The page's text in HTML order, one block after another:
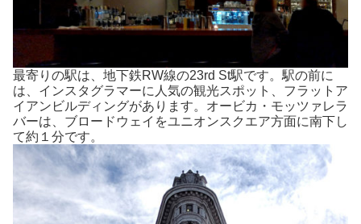
最寄りの駅は、地下鉄RW線の23rd St駅です。駅の前に
は、インスタグラマーに人気の観光スポット、フラットア
イアンビルディングがあります。オービカ・モッツァレラ
バーは、ブロードウェイをユニオンスクエア方面に南下し
て約１分です。